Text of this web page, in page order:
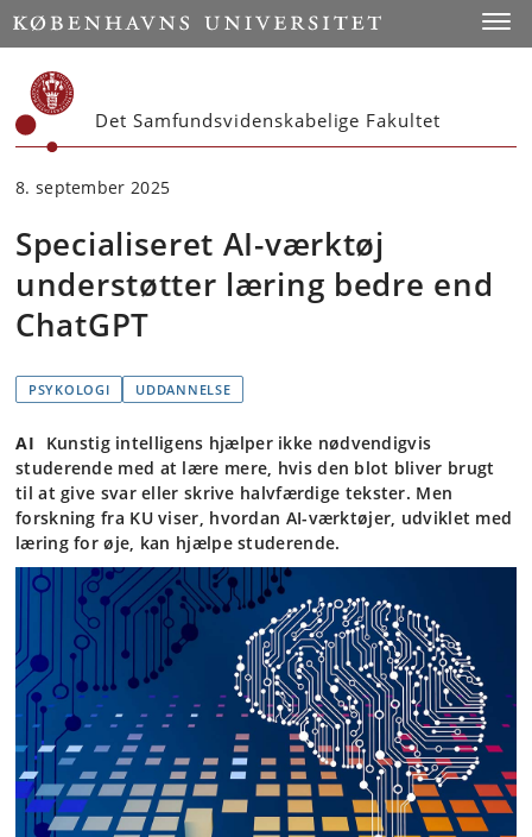
Start
Det Samfundsvidenskabelige Fakultet
8. september 2025
Specialiseret AI-værktøj
understøtter læring bedre end
ChatGPT
PSYKOLOGI UDDANNELSE
AI
Kunstig intelligens hjælper ikke nødvendigvis
studerende med at lære mere, hvis den blot bliver brugt
til at give svar eller skrive halvfærdige tekster. Men
forskning fra KU viser, hvordan AI-værktøjer, udviklet med
læring for øje, kan hjælpe studerende.